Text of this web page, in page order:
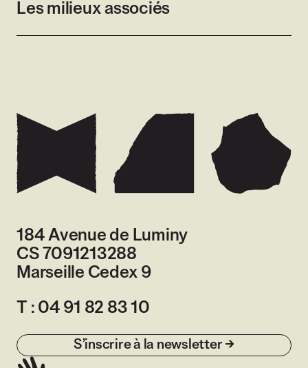
Les milieux associés
184 Avenue de Luminy
CS 7091213288
Marseille Cedex 9France
T : 04 91 82 83 10
S’inscrire à la newsletter